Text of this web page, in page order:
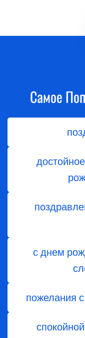
Самое
с днем
пожелания